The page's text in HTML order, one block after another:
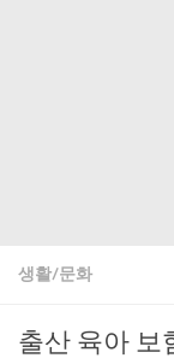
생활/문화
출산 육아 보